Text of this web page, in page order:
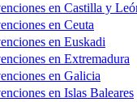
en Castilla y
en Ceuta
en Euskadi
en Extremadura
en Galicia
en Islas Baleares